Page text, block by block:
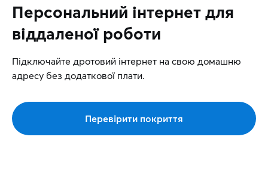
Персональний інтернет для
віддаленої роботи
Підключайте дротовий інтернет на свою домашню
адресу без додаткової плати.
Перевірити покриття